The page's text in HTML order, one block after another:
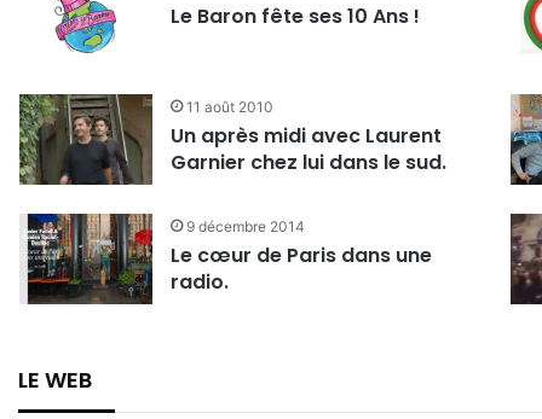
Le Baron fête ses 10 Ans !
11 août 2010
Un après midi avec Laurent
Garnier chez lui dans le sud.
9 décembre 2014
Le cœur de Paris dans une
radio.
LE WEB